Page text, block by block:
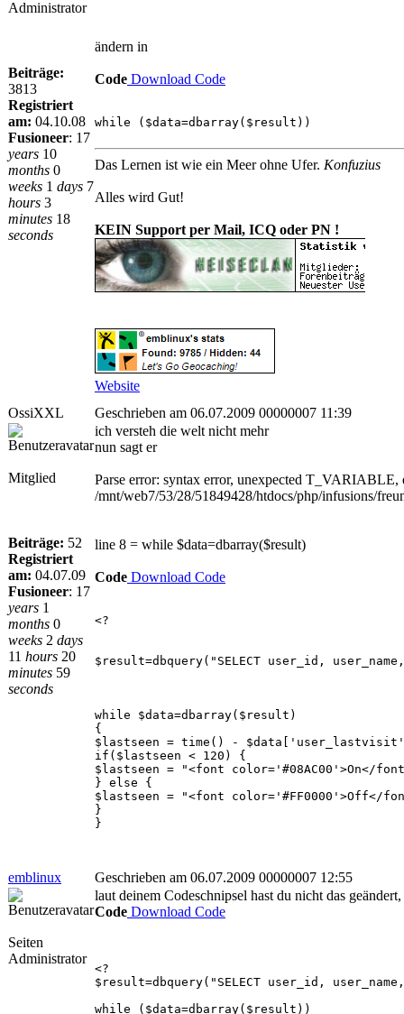
Administrator
Beiträge:
3813
Registriert
am: 04.10.08
Fusioneer: 17
years 10
months 0
weeks 1 days 7
hours 3
minutes 18
seconds
ändern in
Code Download Code
while ($data=dbarray($result))
Das Lernen ist wie ein Meer ohne Ufer. Konfuzius
Alles wird Gut!
KEIN Support per Mail, ICQ oder PN !
Website
OssiXXL
Geschrieben am 06.07.2009 00000007 11:39
Mitglied
Beiträge: 52
Registriert
am: 04.07.09
Fusioneer: 17
years 1
months 0
weeks 2 days
11 hours 20
minutes 59
seconds
ich versteh die welt nicht mehr
nun sagt er
Parse error: syntax error, unexpected T_VARIABLE,
/mnt/web7/53/28/51849428/htdocs/php/infusions/
line 8 = while $data=dbarray($result)
Code Download Code
<?
$result=dbquery("SELECT user_id,
while $data=dbarray($result)
{
$lastseen = time() -
if($lastseen < 120) {
$lastseen = "<font color='#08AC00'>On</
} else {
$lastseen = "<font color='#FF0000'>Off</
}
}
emblinux Geschrieben am 06.07.2009 00000007 12:55
Seiten
Administrator
laut deinem Codeschnipsel hast du nicht das
Code Download Code
<?
$result=dbquery("SELECT user_id,
while ($data=dbarray($result))